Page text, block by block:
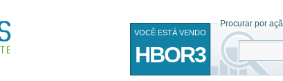
Procurar por
VOCÊ ESTÁ VENDO
HBOR3